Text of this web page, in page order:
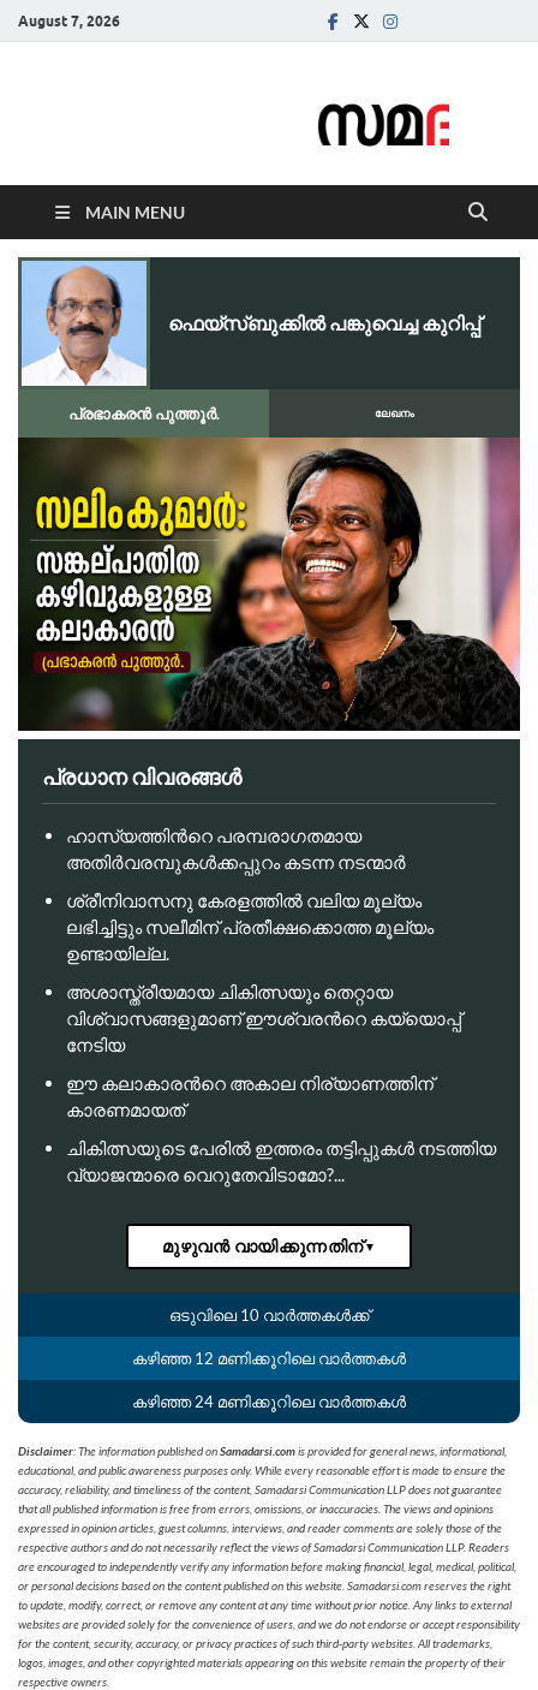
August 7, 2026
MAIN MENU
ഫെയ്സ്ബുക്കിൽ പങ്കുവെച്ച കുറിപ്പ്
പ്രഭാകരൻ പുത്തൂർ. ലേഖനം
പ്രധാന വിവരങ്ങൾ
ഹാസ്യത്തിന്‍റെ പരമ്പരാഗതമായ
അതിര്‍വരമ്പുകള്‍ക്കപ്പുറം കടന്ന നടന്മാര്‍
ശ്രീനിവാസനു കേരളത്തില്‍ വലിയ മൂല്യം
ലഭിച്ചിട്ടും സലീമിന് പ്രതീക്ഷക്കൊത്ത മൂല്യം
ഉണ്ടായില്ല.
അശാസ്ത്രീയമായ ചികിത്സയും തെറ്റായ
വിശ്വാസങ്ങളുമാണ് ഈശ്വരന്‍റെ കയ്യൊപ്പ്
നേടിയ
ഈ കലാകാരന്‍റെ അകാല നിര്യാണത്തിന്
കാരണമായത്
ചികിത്സയുടെ പേരില്‍ ഇത്തരം തട്ടിപ്പുകള്‍ നടത്തിയ
വ്യാജന്മാരെ വെറുതേവിടാമോ?...
മുഴുവൻ വായിക്കുന്നതിന്▼
ഒടുവിലെ 10 വാർത്തകൾക്ക്
കഴിഞ്ഞ 12 മണിക്കൂറിലെ വാർത്തകൾ
കഴിഞ്ഞ 24 മണിക്കൂറിലെ വാർത്തകൾ
Disclaimer: The information published onSamadarsi.comis provided for general news, informational,
educational, and public awareness purposes only. While every reasonable effort is made to ensure the
accuracy, reliability, and timeliness of the content, Samadarsi Communication LLP does not guarantee
that all published information is free from errors, omissions, or inaccuracies. The views and opinions
expressed in opinion articles, guest columns, interviews, and reader comments are solely those of the
respective authors and do not necessarily reflect the views of Samadarsi Communication LLP. Readers
are encouraged to independently verify any information before making financial, legal, medical, political,
or personal decisions based on the content published on this website. Samadarsi.com reserves the right
to update, modify, correct, or remove any content at any time without prior notice. Any links to external
websites are provided solely for the convenience of users, and we do not endorse or accept responsibility
for the content, security, accuracy, or privacy practices of such third-party websites. All trademarks,
logos, images, and other copyrighted materials appearing on this website remain the property of their
respective owners.